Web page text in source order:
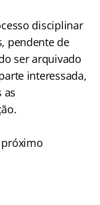
disciplinar
pendente de
ser arquivado
interessada,
as